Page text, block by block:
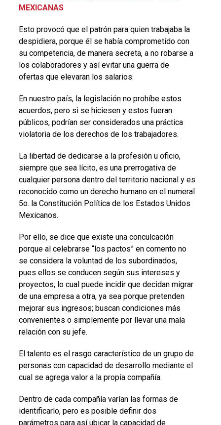
MEXICANAS
Esto provocó que el patrón para quien trabajaba la
despidiera, porque él se había comprometido con
su competencia, de manera secreta, a no robarse a
los colaboradores y así evitar una guerra de
ofertas que elevaran los salarios.
En nuestro país, la legislación no prohíbe estos
acuerdos, pero si se hiciesen y estos fueran
públicos, podrían ser considerados una práctica
violatoria de los derechos de los trabajadores.
La libertad de dedicarse a la profesión u oficio,
siempre que sea lícito, es una prerrogativa de
cualquier persona dentro del territorio nacional y es
reconocido como un derecho humano en el numeral
5o. la Constitución Política de los Estados Unidos
Mexicanos.
Por ello, se dice que existe una conculcación
porque al celebrarse “los pactos” en comento no
se considera la voluntad de los subordinados,
pues ellos se conducen según sus intereses y
proyectos, lo cual puede incidir que decidan migrar
de una empresa a otra, ya sea porque pretenden
mejorar sus ingresos; buscan condiciones más
convenientes o simplemente por llevar una mala
relación con su jefe.
El talento es el rasgo característico de un grupo de
personas con capacidad de desarrollo mediante el
cual se agrega valor a la propia compañía.
Dentro de cada compañía varían las formas de
identificarlo, pero es posible definir dos
parámetros para así ubicar la capacidad de